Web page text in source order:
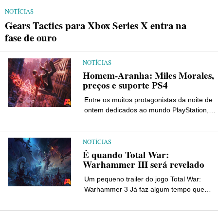
NOTÍCIAS
Gears Tactics para Xbox Series X entra na
fase de ouro
NOTÍCIAS
Homem-Aranha: Miles Morales,
preços e suporte PS4
Entre os muitos protagonistas da noite de
ontem dedicados ao mundo PlayStation,
Morales. Apresentando-se pela primeira
vez através de um vídeo de gameplay, no
final do evento chegaram algumas
informações e especificações importantes
NOTÍCIAS
É quando Total War:
Warhammer III será revelado
Um pequeno trailer do jogo Total War:
Warhammer 3 Já faz algum tempo que
e os fãs da série agora estão de olho no